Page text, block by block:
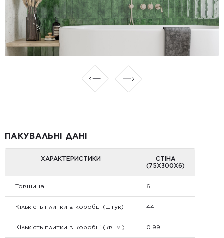
ПАКУВАЛЬНІ ДАНІ
ХАРАКТЕРИСТИКИ
СТІНА
(75X300X6)
Товщина 6
Кількість плитки в коробці (штук) 44
Кількість плитки в коробці (кв. м.) 0.99